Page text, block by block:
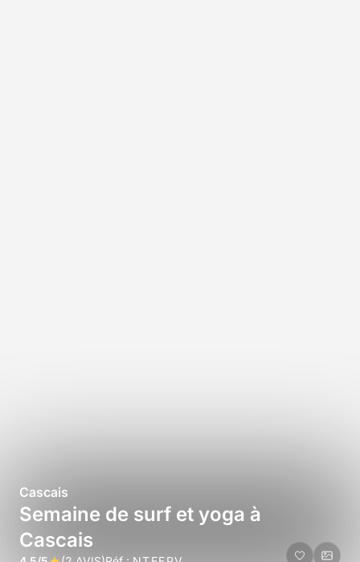
Cascais
Semaine de surf et yoga à
Cascais